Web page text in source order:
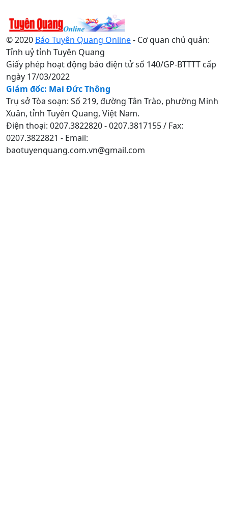
© 2020 Báo Tuyên Quang Online- Cơ quan chủ quản:
Tỉnh uỷ tỉnh Tuyên Quang
Giấy phép hoạt động báo điện tử số 140/GP-BTTTT cấp
ngày 17/03/2022
Giám đốc: Mai Đức Thông
Trụ sở Tòa soạn: Số 219, đường Tân Trào, phường Minh
Xuân, tỉnh Tuyên Quang, Việt Nam.
Điện thoại: 0207.3822820 - 0207.3817155 / Fax:
0207.3822821 - Email:
baotuyenquang.com.vn@gmail.com